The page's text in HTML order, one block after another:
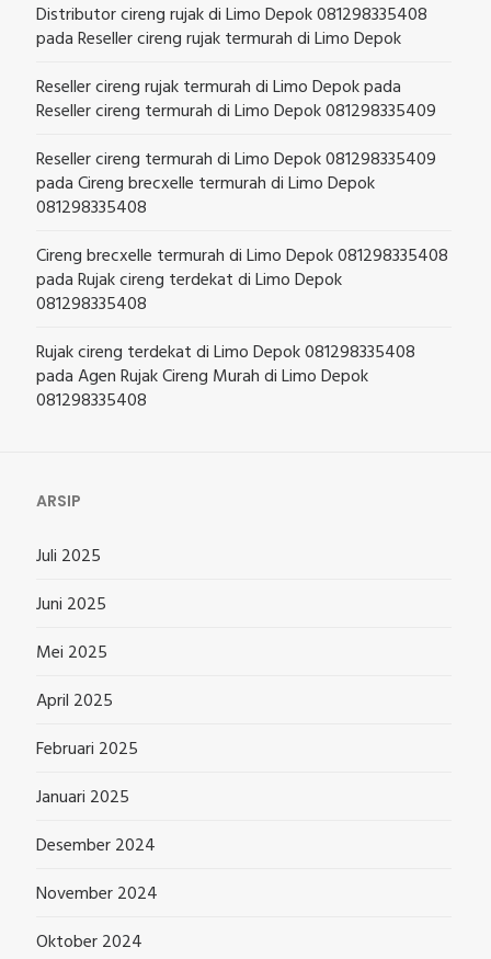
Distributor cireng rujak di Limo Depok 081298335408
padaReseller cireng rujak termurah di Limo Depok
Reseller cireng rujak termurah di Limo Depokpada
Reseller cireng termurah di Limo Depok 081298335409
Reseller cireng termurah di Limo Depok 081298335409
padaCireng brecxelle termurah di Limo Depok
081298335408
Cireng brecxelle termurah di Limo Depok 081298335408
padaRujak cireng terdekat di Limo Depok
081298335408
Rujak cireng terdekat di Limo Depok 081298335408
padaAgen Rujak Cireng Murah di Limo Depok
081298335408
ARSIP
Juli 2025
Juni 2025
Mei 2025
April 2025
Februari 2025
Januari 2025
Desember 2024
November 2024
Oktober 2024